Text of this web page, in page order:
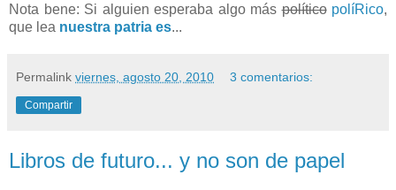
Nota bene: Si alguien esperaba algo máspolítico políRico,
que lea nuestra patria es...
Permalink viernes, agosto 20, 2010 3 comentarios:
Compartir
Libros de futuro... y no son de papel